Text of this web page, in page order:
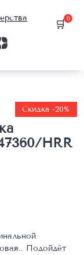
0
Скидка -20%
HRR
Подойдёт